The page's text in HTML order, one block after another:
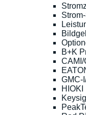
B+K
GMC-
HIOKI